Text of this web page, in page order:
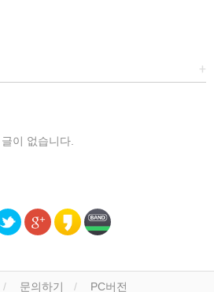
+
글이 없습니다.
문의하기 PC버전